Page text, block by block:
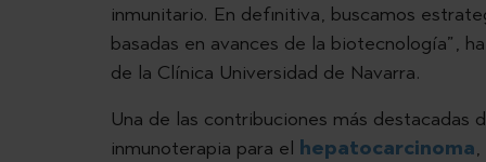
inmunitario. En definitiva, buscamos
basadas en avances de la biotecnología”,
de la Clínica Universidad de Navarra.
Una de las contribuciones más destacadas
inmunoterapia para el hepatocarcinoma